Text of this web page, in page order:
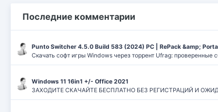
Последние комментарии
Punto Switcher 4.5.0 Build 583 (2024) РС | RePack &amp;
Скачать софт игры Windows через торрент Ufrag: проверенные
Windows 11 16in1 +/- Office 2021
ЗАХОДИТЕ СКАЧАЙТЕ БЕСПЛАТНО БЕЗ РЕГИСТРАЦИЙ И